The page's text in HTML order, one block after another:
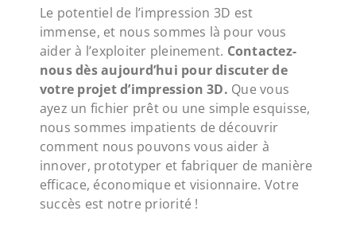
Le potentiel de l’impression 3D est
immense, et nous sommes là pour vous
aider à l’exploiter pleinement. Contactez-
nous dès aujourd’hui pour discuter de
votre projet d’impression 3D. Que vous
ayez un fichier prêt ou une simple esquisse,
nous sommes impatients de découvrir
comment nous pouvons vous aider à
innover, prototyper et fabriquer de manière
efficace, économique et visionnaire. Votre
succès est notre priorité !